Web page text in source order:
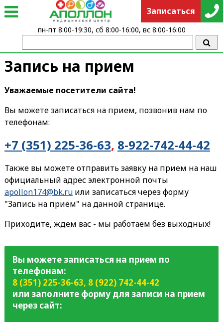
Запись на прием
Уважаемые посетители сайта!
Вы можете записаться на прием, позвонив нам по
телефонам:
+7 (351) 225-36-63, 8-922-742-44-42
Также вы можете отправить заявку на прием на наш
официальный адрес электронной почты
apollon174@bk.ruили записаться через форму
"Запись на прием" на данной странице.
Приходите, ждем вас - мы работаем без выходных!
Вы можете записаться на прием по
телефонам:
8 (351) 225-36-63, 8 (922) 742-44-42
или заполните форму для записи на прием
через сайт:
Записаться
пн-пт 8:00-19:30, сб 8:00-16:00, вс 8:00-16:00